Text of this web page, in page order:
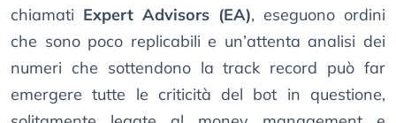
chiamati Expert Advisors (EA), eseguono ordini
che sono poco replicabili e un’attenta analisi dei
numeri che sottendono la track record può far
emergere tutte le criticità del bot in questione,